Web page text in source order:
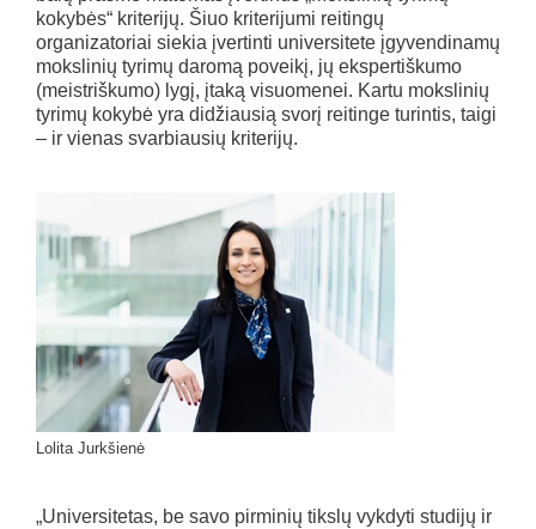
kokybės“ kriterijų. Šiuo kriterijumi reitingų
organizatoriai siekia įvertinti universitete įgyvendinamų
mokslinių tyrimų daromą poveikį, jų ekspertiškumo
(meistriškumo) lygį, įtaką visuomenei. Kartu mokslinių
tyrimų kokybė yra didžiausią svorį reitinge turintis, taigi
– ir vienas svarbiausių kriterijų.
Lolita Jurkšienė
„Universitetas, be savo pirminių tikslų vykdyti studijų ir